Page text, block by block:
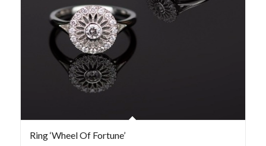
Ring ‘Wheel Of Fortune’